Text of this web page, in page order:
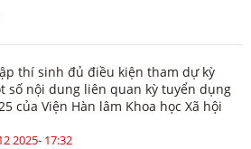
thí sinh đủ điều kiện tham dự kỳ
số nội dung liên quan kỳ tuyển dụng
của Viện Hàn lâm Khoa học Xã hội
2025- 17:32